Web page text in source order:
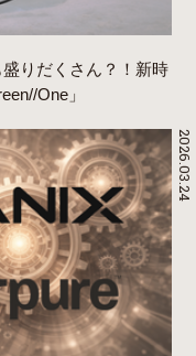
盛りだくさん？！新時
One」
2026.03.24